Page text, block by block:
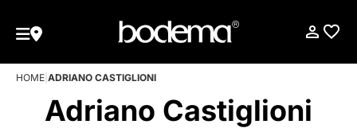
HOME ADRIANO CASTIGLIONI
Adriano Castiglioni